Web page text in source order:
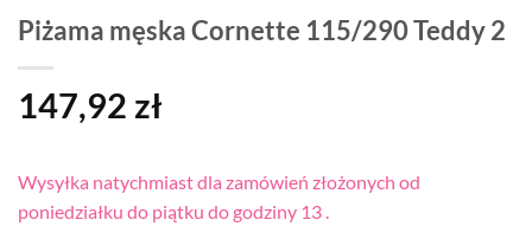
Piżama męska Cornette 115/290 Teddy 2
147,92 zł
Wysyłka natychmiast dla zamówień złożonych od
poniedziałku do piątku do godziny 13 .